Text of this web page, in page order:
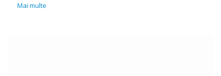
Mai multe